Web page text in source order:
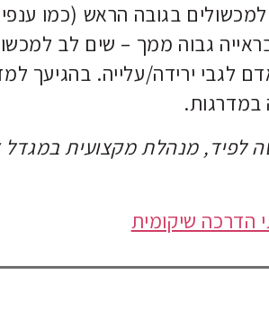
בגובה הראש (כמו
גבוה ממך – שים לב
לגבי ירידה/עלייה. בהגיעך
במדרגות.
לפיד, מנהלת מקצועית במגדל
הדרכה שיקומית